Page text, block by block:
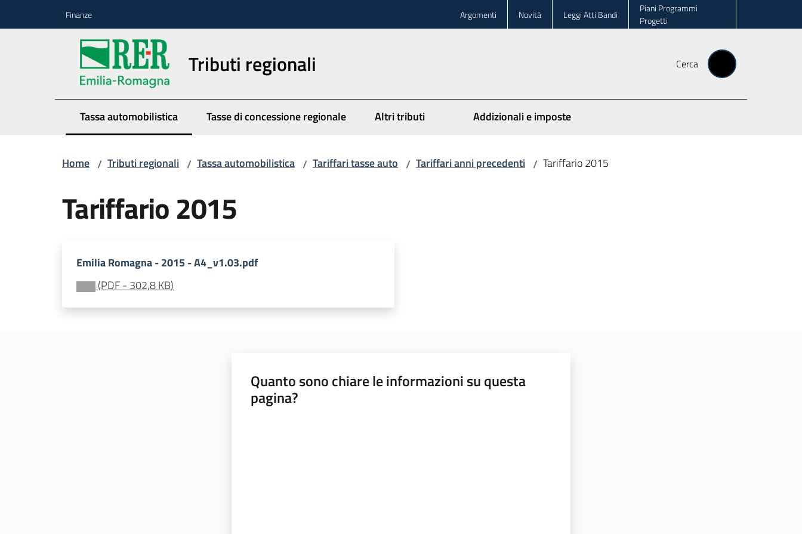
Finanze Argomenti Novità Leggi Atti Bandi
Piani Programmi
Progetti
Tributi regionali Cerca
Tassa automobilistica
Menu selezionato Tasse di concessione regionale Altri tributi Addizionali e imposte
Home / Tributi regionali / Tassa automobilistica / Tariffari tasse auto / Tariffari anni precedenti / Tariffario 2015
Tariffario 2015
Emilia Romagna - 2015 - A4_v1.03.pdf
(PDF- 302,8 KB)
Quanto sono chiare le informazioni su questa
pagina?